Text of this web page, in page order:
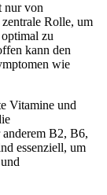
nur von
Rolle, um
optimal zu
kann den
wie
Vitamine und
B2, B6,
essenziell, um